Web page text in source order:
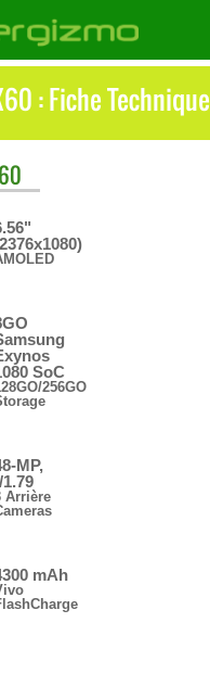
: Fiche Technique
SoC
256GO
MP,
Arrière
mAh